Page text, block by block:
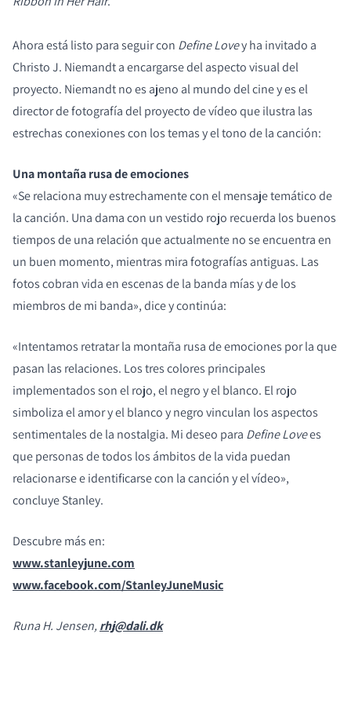
Ahora está listo para seguir con Define Lovey ha invitado a
Christo J. Niemandt a encargarse del aspecto visual del
proyecto. Niemandt no es ajeno al mundo del cine y es el
director de fotografía del proyecto de vídeo que ilustra las
estrechas conexiones con los temas y el tono de la canción:
Una montaña rusa de emociones
«Se relaciona muy estrechamente con el mensaje temático de
la canción. Una dama con un vestido rojo recuerda los buenos
tiempos de una relación que actualmente no se encuentra en
un buen momento, mientras mira fotografías antiguas. Las
fotos cobran vida en escenas de la banda mías y de los
miembros de mi banda», dice y continúa:
«Intentamos retratar la montaña rusa de emociones por la que
pasan las relaciones. Los tres colores principales
implementados son el rojo, el negro y el blanco. El rojo
simboliza el amor y el blanco y negro vinculan los aspectos
sentimentales de la nostalgia. Mi deseo para Define Lovees
que personas de todos los ámbitos de la vida puedan
relacionarse e identificarse con la canción y el vídeo»,
concluye Stanley.
Descubre más en:
www.stanleyjune.com
www.facebook.com/StanleyJuneMusic
Runa H. Jensen,rhj@dali.dk
COMPARAR PRODUCTOS